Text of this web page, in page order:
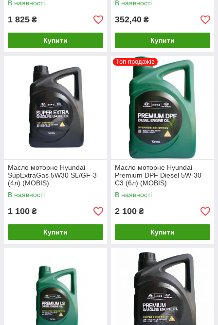
В наявності
1 825 ₴
Купити
В наявності
352,40 ₴
Купити
Масло моторне Hyundai
SupExtraGas 5W30 SL/GF-3
(4л) (MOBIS)
В наявності
1 100 ₴
Купити
Топ продажів
Масло моторне Hyundai
Premium DPF Diesel 5W-30
C3 (6л) (MOBIS)
В наявності
2 100 ₴
Купити